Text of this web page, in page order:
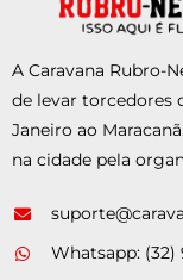
A Caravana Rubro-
de levar torcedores
Janeiro ao
na cidade pela
Whatsapp: (32)